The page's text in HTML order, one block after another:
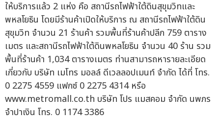
ให้บริการแล้ว 2 แห่ง คือ สถานีรถไฟฟ้าใต้ดินสุขุมวิทและ
พหลโยธิน โดยมีร้านค้าเปิดให้บริการ ณ สถานีรถไฟฟ้าใต้ดิน
สุขุมวิท จำนวน 21 ร้านค้า รวมพื้นที่ร้านค้าปลีก 759 ตาราง
เมตร และสถานีรถไฟฟ้าใต้ดินพหลโยธิน จำนวน 40 ร้าน รวม
พื้นที่ร้านค้า 1,034 ตารางเมตร ท่านสามารถหารายละเอียด
เกี่ยวกับ บริษัท เมโทร มอลล์ ดีเวลลอปเมนท์ จำกัด ได้ที่ โทร.
0 2275 4559 แฟกซ์ 0 2275 4314 หรือ
www.metromall.co.th บริษัท โปร แมสคอม จำกัด นพภร
จำปาเงิน โทร. 0 1174 3386